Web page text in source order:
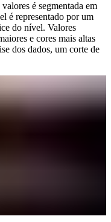
é segmentada em
é representado por um
do nível. Valores
e cores mais altas
dos dados, um corte de